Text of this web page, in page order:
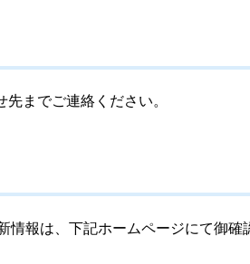
までご連絡ください。
情報は、下記ホームページにて御確